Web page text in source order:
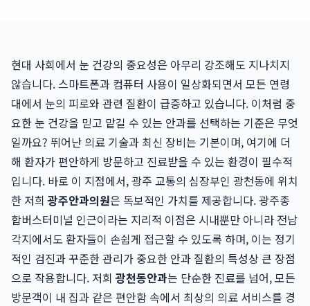
현대 사회에서 눈 건강의 중요성은 아무리 강조해도 지나치지
않습니다. 스마트폰과 컴퓨터 사용이 일상화되면서 모든 연령
대에서 눈의 피로와 관련 질환이 급증하고 있습니다. 이처럼 중
요한 눈 건강을 믿고 맡길 수 있는 안과를 선택하는 기준은 무엇
일까요? 뛰어난 의료 기술과 최신 장비는 기본이며, 여기에 더
해 환자가 편안하게 방문하고 진료받을 수 있는 환경이 필수적
입니다. 바로 이 지점에서, 광주 교통의 심장부인 광천동에 위치
한 저희광주안과의원은 독보적인 가치를 제공합니다. 광주종
합버스터미널 인근이라는 지리적 이점은 시내뿐만 아니라 전남
각지에서도 환자들이 손쉽게 접근할 수 있도록 하며, 이는 정기
적인 검진과 꾸준한 관리가 중요한 안과 질환의 특성상 큰 장점
으로 작용합니다. 저희광천동안과는 단순한 진료를 넘어, 모든
방문객이 내 집과 같은 편안함 속에서 최상의 의료 서비스를 경